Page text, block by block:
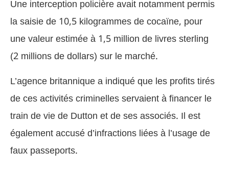
Une interception policière avait notamment permis
la saisie de 10,5 kilogrammes de cocaïne, pour
une valeur estimée à 1,5 million de livres sterling
(2 millions de dollars) sur le marché.
L’agence britannique a indiqué que les profits tirés
de ces activités criminelles servaient à financer le
train de vie de Dutton et de ses associés. Il est
également accusé d’infractions liées à l’usage de
faux passeports.